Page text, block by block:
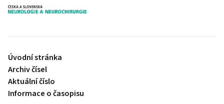
proLékaře.cz
Úvodní stránka
Archiv čísel
Aktuální číslo
Informace o časopisu